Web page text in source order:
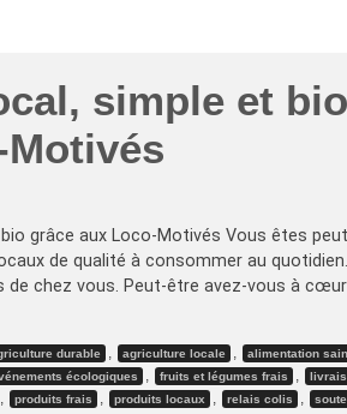
simple et
grâce aux Loco-Motivés Vous êtes
de qualité à consommer au
de chez vous. Peut-être avez-vous à
durable agriculture locale alimentation
écologiques fruits et légumes frais
produits frais produits locaux relais colis